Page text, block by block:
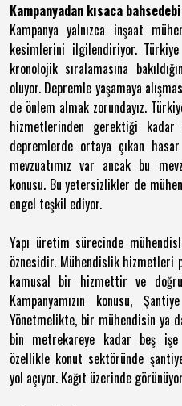
Kampanyadan kısaca
Kampanya yalnızca inşaat
kesimlerini ilgilendiriyor.
kronolojik sıralamasına
oluyor. Depremle yaşamaya
de önlem almak zorundayız.
hizmetlerinden gerektiği kadar
depremlerde ortaya çıkan
mevzuatımız var ancak bu
konusu. Bu yetersizlikler de
engel teşkil ediyor.
Yapı üretim sürecinde
öznesidir. Mühendislik
kamusal bir hizmettir ve
Kampanyamızın konusu,
Yönetmelikte, bir mühendisin ya
bin metrekareye kadar beş
özellikle konut sektöründe
yol açıyor. Kağıt üzerinde